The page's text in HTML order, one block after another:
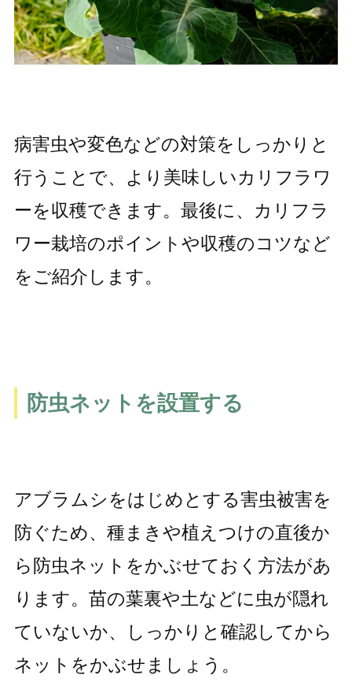
病害虫や変色などの対策をしっかりと
行うことで、より美味しいカリフラワ
ーを収穫できます。最後に、カリフラ
ワー栽培のポイントや収穫のコツなど
をご紹介します。
防虫ネットを設置する
アブラムシをはじめとする害虫被害を
防ぐため、種まきや植えつけの直後か
ら防虫ネットをかぶせておく方法があ
ります。苗の葉裏や土などに虫が隠れ
ていないか、しっかりと確認してから
ネットをかぶせましょう。